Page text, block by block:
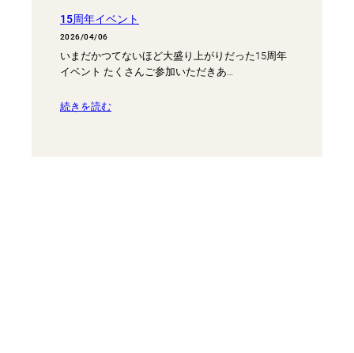
15周年イベント
2026/04/06
いまだかつてないほど大盛り上がりだった15周年
イベント たくさんご参加いただきあ…
続きを読む